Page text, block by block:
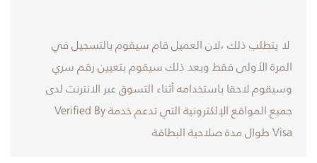
لا يتطلب ذلك ،لان العميل قام سيقوم بالتسجيل في
المرة الأولى فقط وبعد ذلك سيقوم بتعيين رقم سري
وسيقوم لاحقا باستخدامه أثناء التسوق عبر الانترنت لدى
جميع المواقع الإلكترونية التي تدعم خدمة Verified By
Visa طوال مدة صلاحية البطاقة